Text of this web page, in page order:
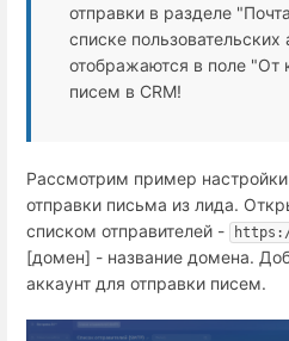
отправки в разделе
списке пользовательских
отображаются в поле "От
писем в CRM!
Рассмотрим пример
отправки письма из лида.
списком отправителей -
[домен] - название домена.
аккаунт для отправки писем.